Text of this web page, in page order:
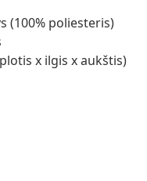
(100% poliesteris)
x ilgis x aukštis)